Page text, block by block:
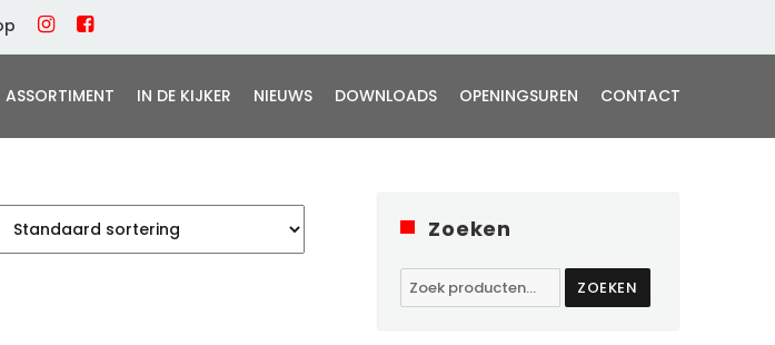
ASSORTIMENT IN DE KIJKER NIEUWS DOWNLOADS OPENINGSUREN CONTACT
Zoeken
Zoeken
naar:
ZOEKEN